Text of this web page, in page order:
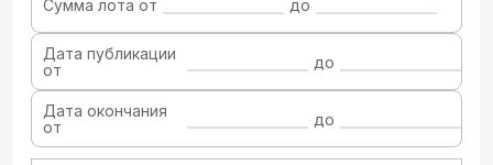
Сумма лота от до
Дата публикации
от
до
Дата окончания
от
до